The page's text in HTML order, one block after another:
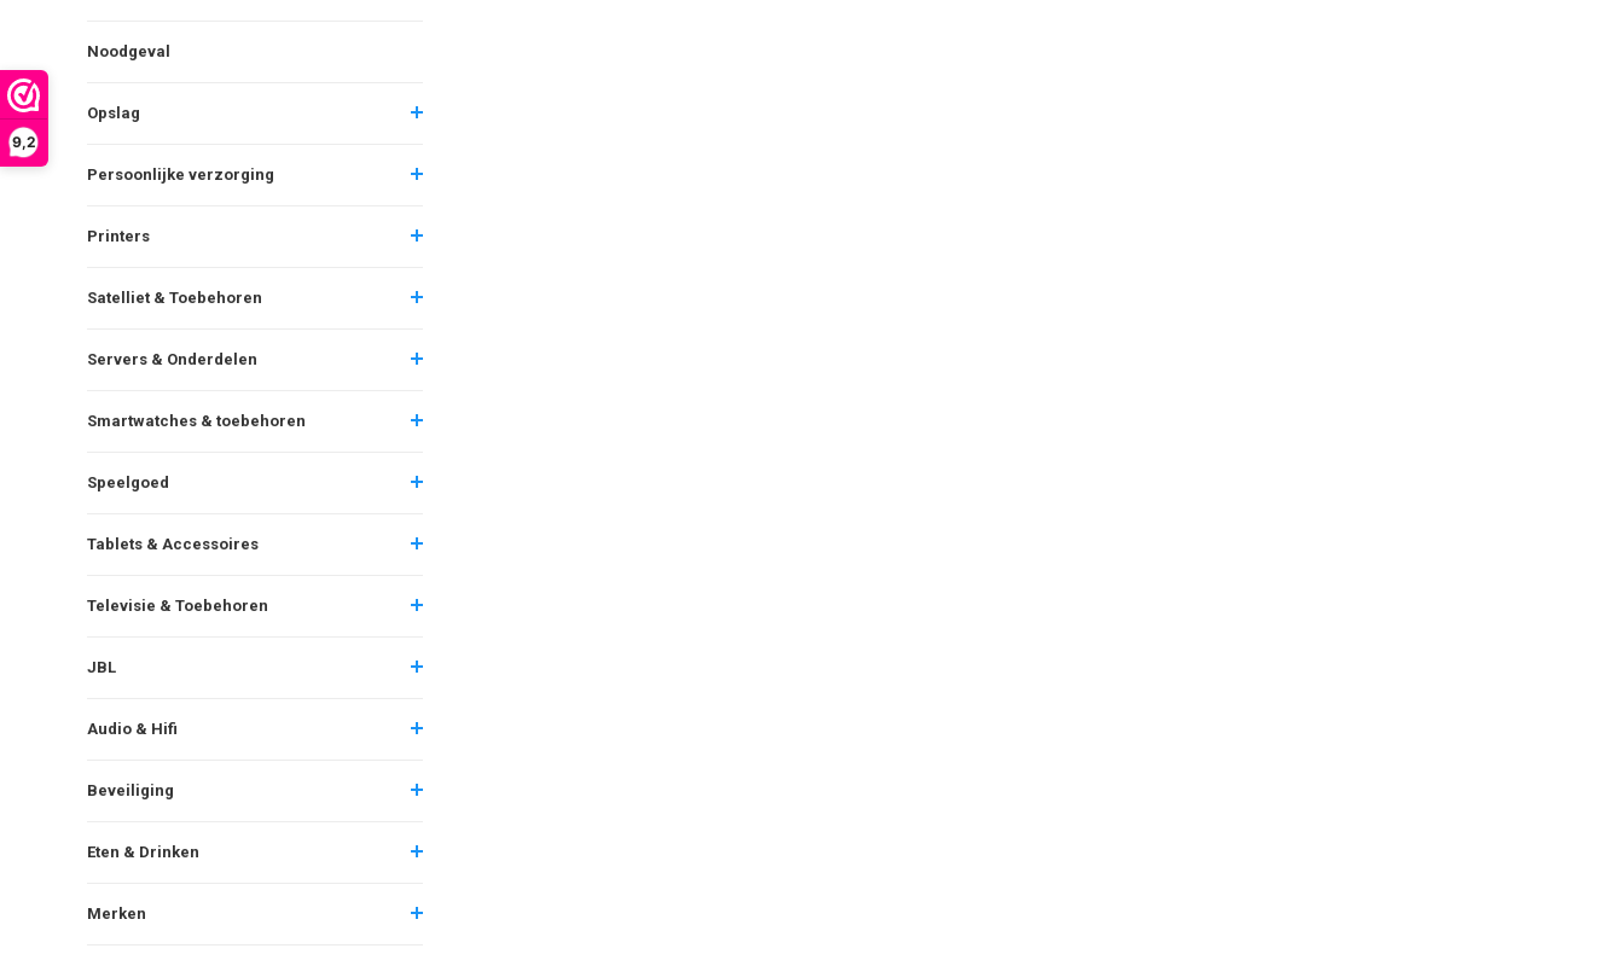
9,2
Noodgeval
Opslag
Persoonlijke verzorging
Printers
Satelliet & Toebehoren
Servers & Onderdelen
Smartwatches & toebehoren
Speelgoed
Tablets & Accessoires
Televisie & Toebehoren
JBL
Audio & Hifi
Beveiliging
Eten & Drinken
Merken